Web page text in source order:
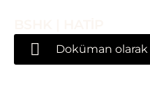
Doküman